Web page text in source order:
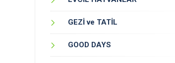
GEZİ ve TATİL
GOOD DAYS